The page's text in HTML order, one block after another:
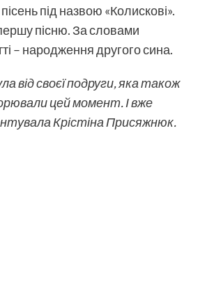
під назвою «Колискові».
пісню. За словами
– народження другого сина.
від своєї подруги, яка також
цей момент. І вже
Крістіна Присяжнюк.